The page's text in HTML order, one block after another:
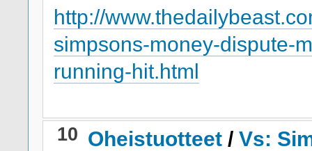
http://
simpsons-money-dispute-
running-hit.html
10 Oheistuotteet /Vs: